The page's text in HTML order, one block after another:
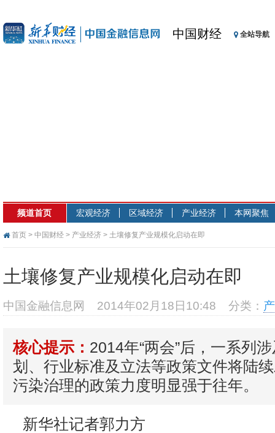
中国财经 全站导航
频道首页 宏观经济 区域经济 产业经济 本网聚焦
首页 > 中国财经 > 产业经济 > 土壤修复产业规模化启动在即
土壤修复产业规模化启动在即
中国金融信息网 2014年02月18日10:48 分类：
核心提示： 2014年“两会”后，一系列
划、行业标准及立法等政策文件将陆
污染治理的政策力度明显强于往年。
新华社记者郭力方